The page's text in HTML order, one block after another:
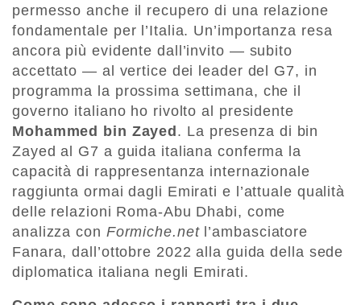
permesso anche il recupero di una relazione
fondamentale per l’Italia. Un’importanza resa
ancora più evidente dall’invito — subito
accettato — al vertice dei leader del G7, in
programma la prossima settimana, che il
governo italiano ho rivolto al presidente
Mohammed bin Zayed . La presenza di bin
Zayed al G7 a guida italiana conferma la
capacità di rappresentanza internazionale
raggiunta ormai dagli Emirati e l’attuale qualità
delle relazioni Roma-Abu Dhabi, come
analizza con Formiche.netl’ambasciatore
Fanara, dall’ottobre 2022 alla guida della sede
diplomatica italiana negli Emirati.